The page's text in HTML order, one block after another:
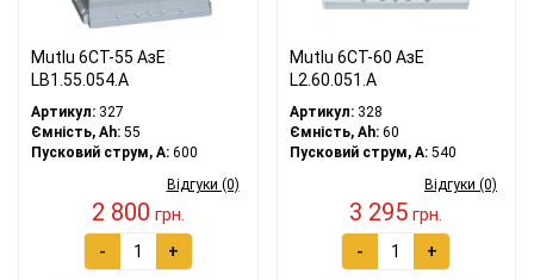
Mutlu 6СТ-55 АзЕ
LB1.55.054.A
Артикул: 327
Ємність, Ah: 55
Пусковий струм, A: 600
Відгуки (0)
2 800 грн.
- +
Mutlu 6СТ-60 АзЕ
L2.60.051.A
Артикул:328
Ємність, Ah:60
Пусковий струм, A:540
Відгуки (0)
3 295 грн.
- +